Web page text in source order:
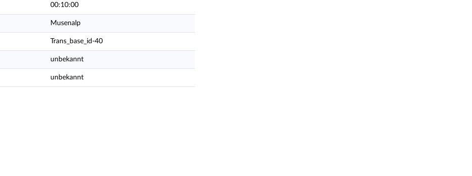
00:10:00
Musenalp
Trans_base_id-40
unbekannt
unbekannt